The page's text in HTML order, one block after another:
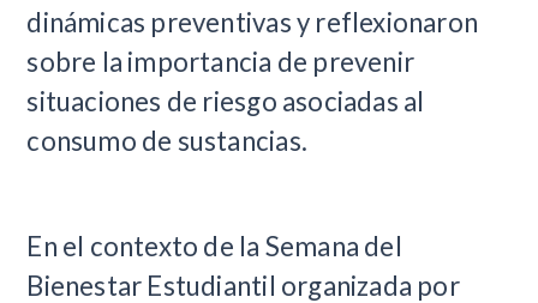
dinámicas preventivas y reflexionaron
sobre la importancia de prevenir
situaciones de riesgo asociadas al
consumo de sustancias.
En el contexto de la Semana del
Bienestar Estudiantil organizada por